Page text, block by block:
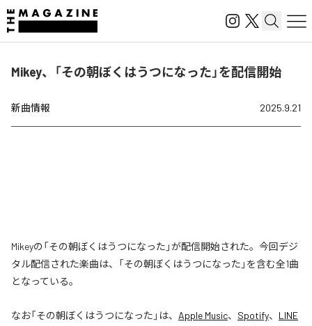
Mikey、「その朝ぼくはうつになった」を配信開始
新曲情報 2025.9.21
Mikeyの「その朝ぼくはうつになった」が配信開始された。今回デジ
タル配信された楽曲は、「その朝ぼくはうつになった」を含む全1曲
となっている。
なお「その朝ぼくはうつになった 」は、 Apple Music、 Spotify、 LINE